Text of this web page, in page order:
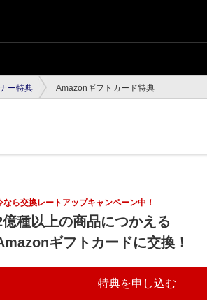
ー特典 Amazonギフトカード特典
なら交換レートアップキャンペーン中！
億種以上の商品につかえる
ギフトカードに交換！
特典を申し込む